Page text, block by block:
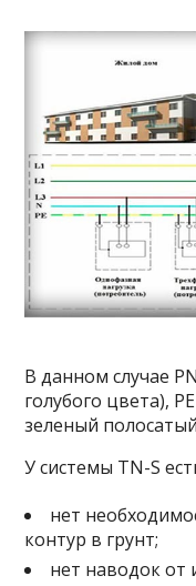
В данном случае
голубого цвета),
зеленый
У системы TN-S
нет
контур в грунт;
нет наводок от